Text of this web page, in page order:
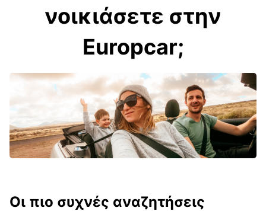
νοικιάσετε στην
Europcar;
Οι πιο συχνές αναζητήσεις